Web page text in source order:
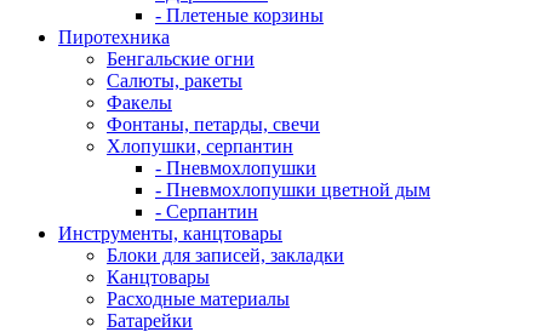
- Плетеные корзины
Пиротехника
Бенгальские огни
Салюты, ракеты
Факелы
Фонтаны, петарды, свечи
Хлопушки, серпантин
- Пневмохлопушки
- Пневмохлопушки цветной дым
- Серпантин
Инструменты, канцтовары
Блоки для записей, закладки
Канцтовары
Расходные материалы
Батарейки